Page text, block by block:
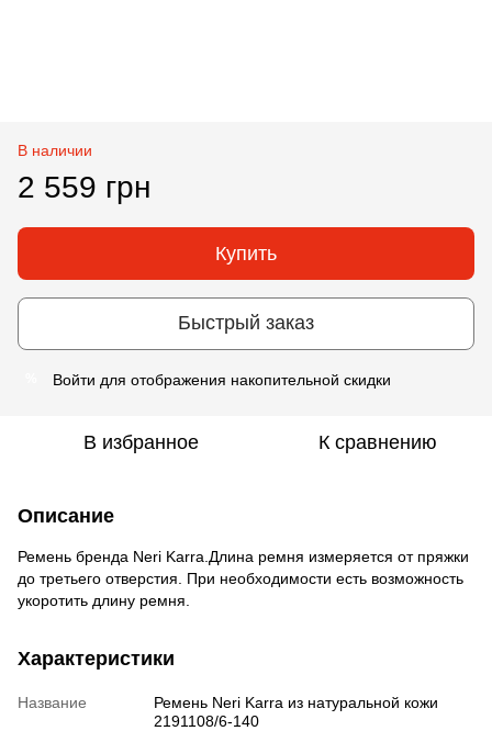
В наличии
2 559 грн
Купить
Быстрый заказ
Войти для отображения накопительной скидки
В избранное К сравнению
Описание
Ремень бренда Neri Karra.Длина ремня измеряется от пряжки
до третьего отверстия. При необходимости есть возможность
укоротить длину ремня.
Характеристики
Название
Ремень Neri Karra из натуральной кожи
2191108/6-140